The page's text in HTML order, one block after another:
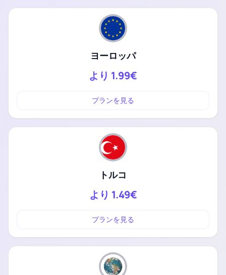
ヨーロッパ
より 1.99€
プランを見る
トルコ
より 1.49€
プランを見る